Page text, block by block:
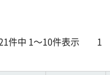
件中 1～10件表示 1